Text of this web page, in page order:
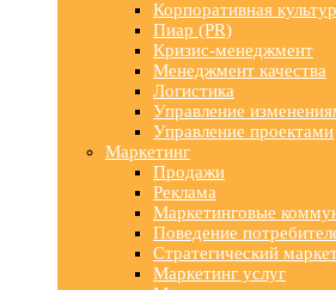
Корпоративная
Пиар (PR)
Кризис-менеджмент
Менеджмент качества
Логистика
Управление
Управление проектами
Маркетинг
Продажи
Реклама
Маркетинговые
Поведение
Стратегический
Маркетинг услуг